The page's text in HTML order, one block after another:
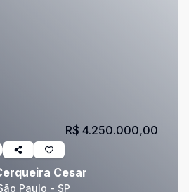
Cesar
Paulo - SP
R$ 4.250.000,00